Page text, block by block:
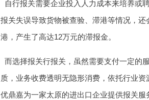
自行报关需要企业投入人力成本来培养或
报关失误导致货物被查验、滞港等情况，
港，产生了高达12万元的滞报金。
而选择报关行报关，虽然需要支付一定的
质，业务收费透明无隐形消费，依托行业
优鼎嘉为一家太原的进出口企业提供报关服